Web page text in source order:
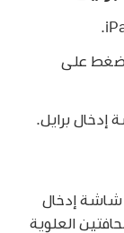
على
برايل.
شاشة إدخال
العلوية